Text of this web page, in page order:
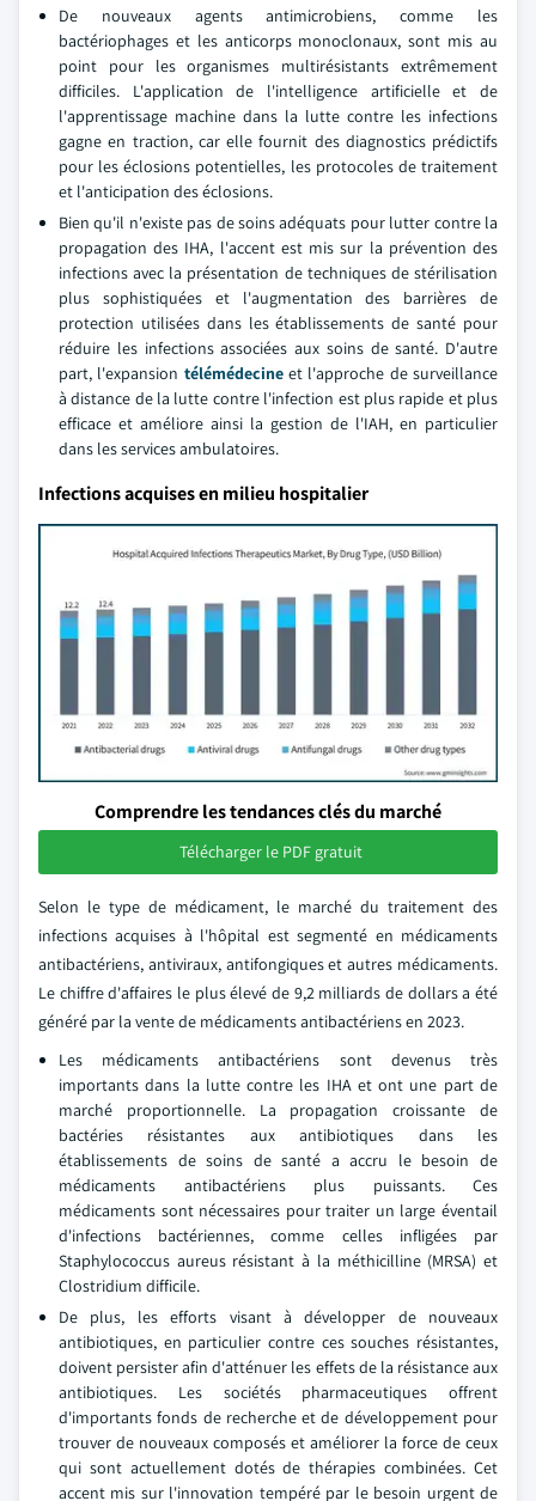
De nouveaux agents antimicrobiens, comme les
bactériophages et les anticorps monoclonaux, sont mis au
point pour les organismes multirésistants extrêmement
difficiles. L'application de l'intelligence artificielle et de
l'apprentissage machine dans la lutte contre les infections
gagne en traction, car elle fournit des diagnostics prédictifs
pour les éclosions potentielles, les protocoles de traitement
et l'anticipation des éclosions.
Bien qu'il n'existe pas de soins adéquats pour lutter contre la
propagation des IHA, l'accent est mis sur la prévention des
infections avec la présentation de techniques de stérilisation
plus sophistiquées et l'augmentation des barrières de
protection utilisées dans les établissements de santé pour
réduire les infections associées aux soins de santé. D'autre
part, l'expansion télémédecineet l'approche de surveillance
à distance de la lutte contre l'infection est plus rapide et plus
efficace et améliore ainsi la gestion de l'IAH, en particulier
dans les services ambulatoires.
Infections acquises en milieu hospitalier
Comprendre les tendances clés du marché
Télécharger le PDF gratuit
Selon le type de médicament, le marché du traitement des
infections acquises à l'hôpital est segmenté en médicaments
antibactériens, antiviraux, antifongiques et autres médicaments.
Le chiffre d'affaires le plus élevé de 9,2 milliards de dollars a été
généré par la vente de médicaments antibactériens en 2023.
Les médicaments antibactériens sont devenus très
importants dans la lutte contre les IHA et ont une part de
marché proportionnelle. La propagation croissante de
bactéries résistantes aux antibiotiques dans les
établissements de soins de santé a accru le besoin de
médicaments antibactériens plus puissants. Ces
médicaments sont nécessaires pour traiter un large éventail
d'infections bactériennes, comme celles infligées par
Staphylococcus aureus résistant à la méthicilline (MRSA) et
Clostridium difficile.
De plus, les efforts visant à développer de nouveaux
antibiotiques, en particulier contre ces souches résistantes,
doivent persister afin d'atténuer les effets de la résistance aux
antibiotiques. Les sociétés pharmaceutiques offrent
d'importants fonds de recherche et de développement pour
trouver de nouveaux composés et améliorer la force de ceux
qui sont actuellement dotés de thérapies combinées. Cet
accent mis sur l'innovation tempéré par le besoin urgent de